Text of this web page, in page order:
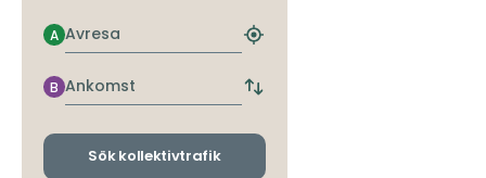
Avresa
A
Hitta
hållplats
Ankomst
B
Byt
och
Sök kollektivtrafik